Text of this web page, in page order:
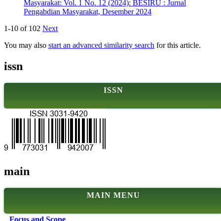
Masyarakat: Vol. 1 No. 12 (2024): BESIRU : Jurnal
Pengabdian Masyarakat, Desember 2024
1-10 of 102 Next
You may also start an advanced similarity search for this article.
issn
ISSN
main
MAIN MENU
Focus and Scope